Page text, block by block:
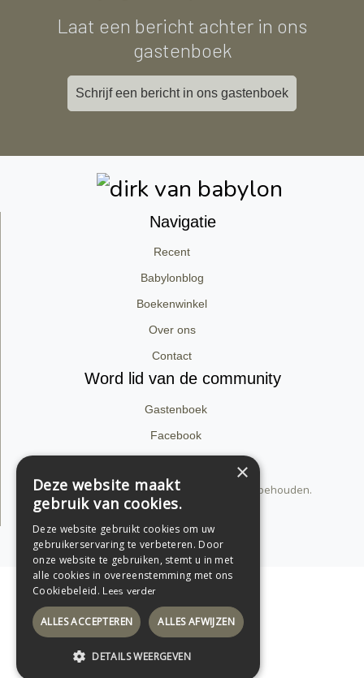
Laat een bericht achter in ons
gastenboek
Schrijf een bericht in ons gastenboek
Navigatie
Recent
Babylonblog
Boekenwinkel
Over ons
Contact
Word lid van de community
Gastenboek
Facebook
© 2026 dirk van babylon. Alle rechten voorbehouden.
Privacyverklaring
Support by Conversal
×
Deze website maakt
gebruik van cookies.
Deze website gebruikt cookies om uw
gebruikerservaring te verbeteren. Door
onze website te gebruiken, stemt u in met
alle cookies in overeenstemming met ons
Cookiebeleid. Lees verder
ALLES ACCEPTEREN ALLES AFWIJZEN
DETAILS WEERGEVEN